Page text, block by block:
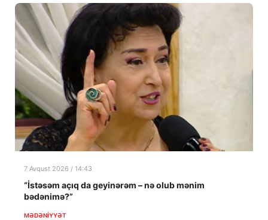
7 Avqust 2026 / 14:43
“İstəsəm açıq da geyinərəm – nə olub mənim
bədənimə?”
MƏDƏNIYYƏT